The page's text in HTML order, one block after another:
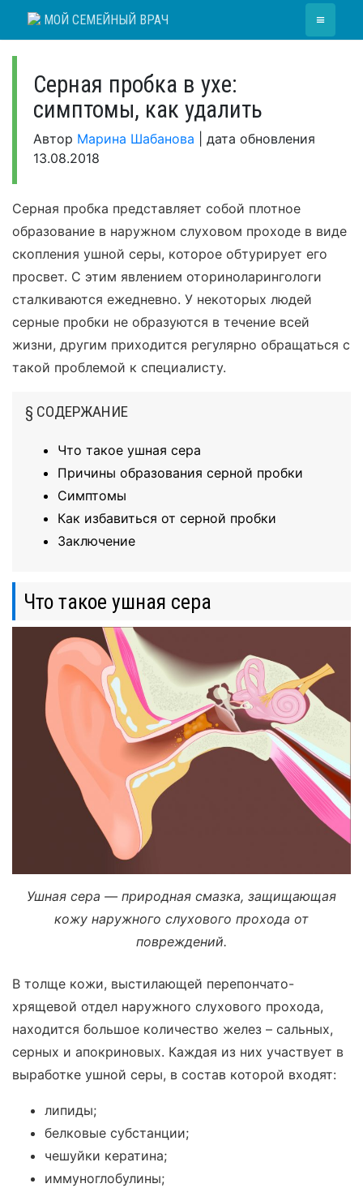
МОЙ СЕМЕЙНЫЙ ВРАЧ ≡
Серная пробка в ухе:
симптомы, как удалить
Автор Марина Шабанова
дата обновления
13.08.2018
Серная пробка представляет собой плотное
образование в наружном слуховом проходе в виде
скопления ушной серы, которое обтурирует его
просвет. С этим явлением оториноларингологи
сталкиваются ежедневно. У некоторых людей
серные пробки не образуются в течение всей
жизни, другим приходится регулярно обращаться с
такой проблемой к специалисту.
§ СОДЕРЖАНИЕ
Что такое ушная сера
Причины образования серной пробки
Симптомы
Как избавиться от серной пробки
Заключение
Что такое ушная сера
Ушная сера — природная смазка, защищающая
кожу наружного слухового прохода от
повреждений.
В толще кожи, выстилающей перепончато-
хрящевой отдел наружного слухового прохода,
находится большое количество желез – сальных,
серных и апокриновых. Каждая из них участвует в
выработке ушной серы, в состав которой входят:
липиды;
белковые субстанции;
чешуйки кератина;
иммуноглобулины;